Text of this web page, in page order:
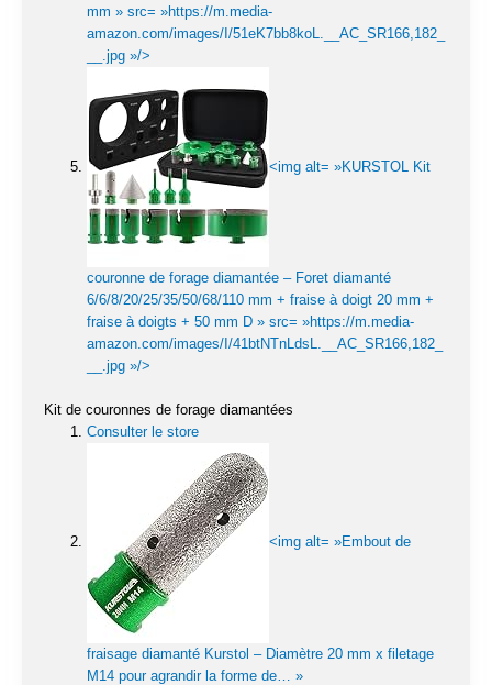
mm » src= »https://m.media-
amazon.com/images/I/51eK7bb8koL.__AC_SR166,182_
__.jpg »/>
<img alt= »KURSTOL Kit
couronne de forage diamantée – Foret diamanté
6/6/8/20/25/35/50/68/110 mm + fraise à doigt 20 mm +
fraise à doigts + 50 mm D » src= »https://m.media-
amazon.com/images/I/41btNTnLdsL.__AC_SR166,182_
__.jpg »/>
Kit de couronnes de forage diamantées
Consulter le store
<img alt= »Embout de
fraisage diamanté Kurstol – Diamètre 20 mm x filetage
M14 pour agrandir la forme de… »